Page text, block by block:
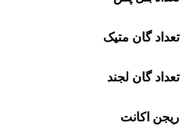
تعداد گان متیک
تعداد گان لجند
ریجن اکانت